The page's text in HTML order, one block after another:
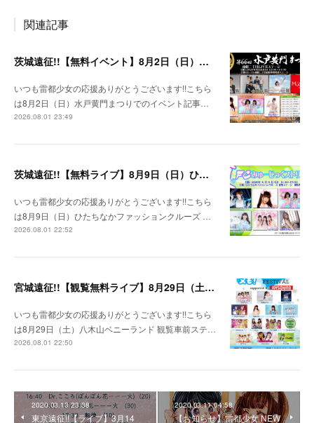
関連記事
茨城遠征!!【無料イベント】8月2日（日）水戸黄門まつり
いつも雷都少女の応援ありがとうございます!!こちら
は8月2日（日）水戸黄門まつりでのイベント記事…
2026.08.01 23:49
茨城遠征!!【無料ライブ】8月9日（日）ひたちなかファッションクルーズ 野外ステージ
いつも雷都少女の応援ありがとうございます!!こちら
は8月9日（日）ひたちなかファッションクルーズ …
2026.08.01 22:52
宮城遠征!!【観覧無料ライブ】8月29日（土）八木山ベニーランド
いつも雷都少女の応援ありがとうございます!!こちら
は8月29日（土）八木山ベニーランド 観覧車前ステ…
2026.08.01 22:50
2020.03.13 23:38
東京遠征!!【ライブ】3月14
2020.03.11 04:58
【お知らせ】雷都少女 NEW